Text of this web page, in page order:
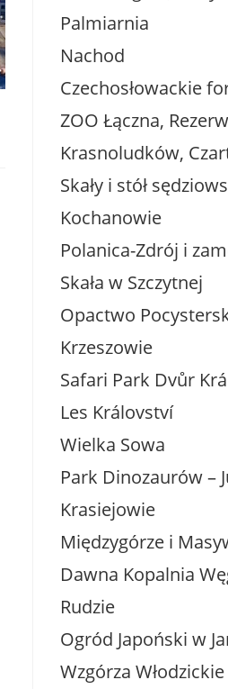
Palmiarnia
Nachod
Czechosłowackie
ZOO Łączna,
Krasnoludków,
Skały i stół
Kochanowie
Polanica-Zdrój i
Skała w Szczytnej
Opactwo
Krzeszowie
Safari Park Dvůr
Les Království
Wielka Sowa
Park Dinozaurów –
Krasiejowie
Międzygórze i
Dawna Kopalnia
Rudzie
Ogród Japoński w
Wzgórza Włodzickie